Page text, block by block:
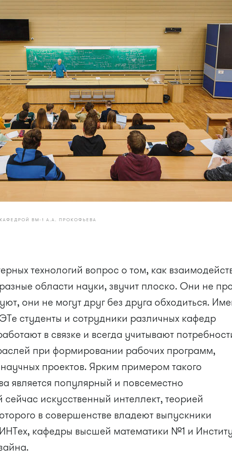
ВМ-1 А.А. ПРОКОФЬЕВА
технологий вопрос о том, как
области науки, звучит плоско. Они не
они не могут друг без друга обходиться.
студенты и сотрудники различных кафедр
в связке и всегда учитывают
при формировании рабочих программ,
проектов. Ярким примером такого
является популярный и повсеместно
искусственный интеллект, теорией
в совершенстве владеют выпускники
кафедры высшей математики №1 и